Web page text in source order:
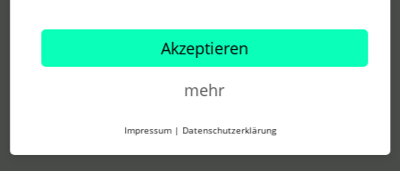
Akzeptieren
mehr
Impressum | Datenschutzerklärung